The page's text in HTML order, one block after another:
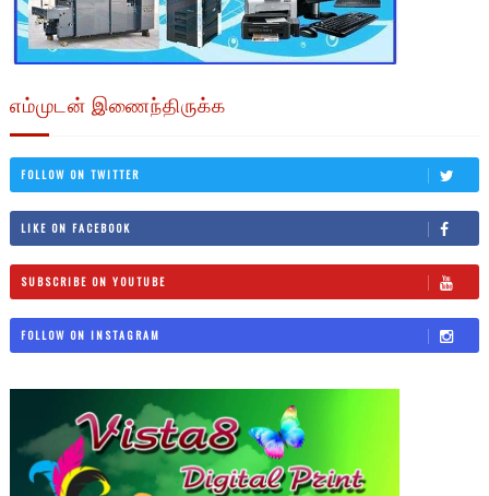
எம்முடன் இணைந்திருக்க
FOLLOW ON TWITTER
LIKE ON FACEBOOK
SUBSCRIBE ON YOUTUBE
FOLLOW ON INSTAGRAM